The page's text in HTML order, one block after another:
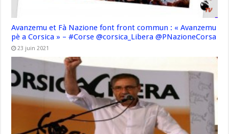
Avanzemu et Fà Nazione font front commun : « Avanzemu
pè a Corsica » – #Corse @corsica_Libera @PNazioneCorsa
23 juin 2021